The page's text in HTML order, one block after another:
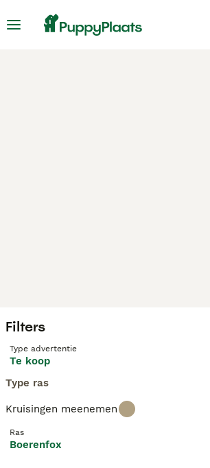
Filters
Type advertentie
Te koop
Type ras
Kruisingen meenemen
Ras
Boerenfox